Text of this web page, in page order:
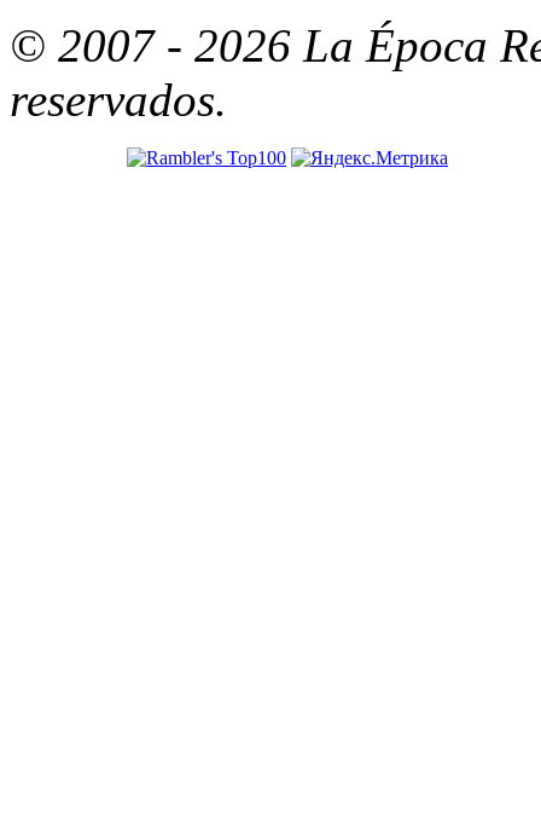
© 2007 - 2026 La Época
reservados.